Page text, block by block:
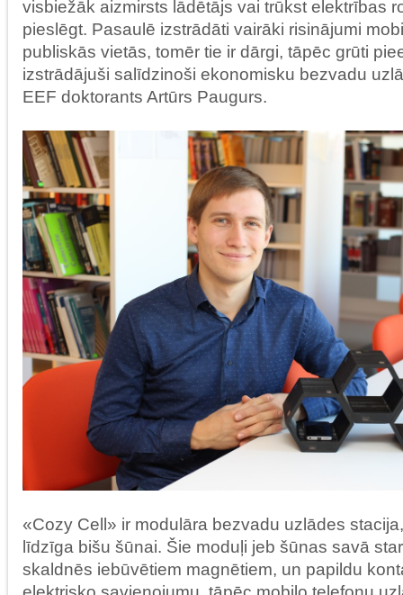
visbiežāk aizmirsts lādētājs vai trūkst elektrības
pieslēgt. Pasaulē izstrādāti vairāki risinājumi
publiskās vietās, tomēr tie ir dārgi, tāpēc grūti
izstrādājuši salīdzinoši ekonomisku bezvadu
EEF doktorants Artūrs Paugurs.
«Cozy Cell» ir modulāra bezvadu uzlādes
līdzīga bišu šūnai. Šie moduļi jeb šūnas savā
skaldnēs iebūvētiem magnētiem, un papildu